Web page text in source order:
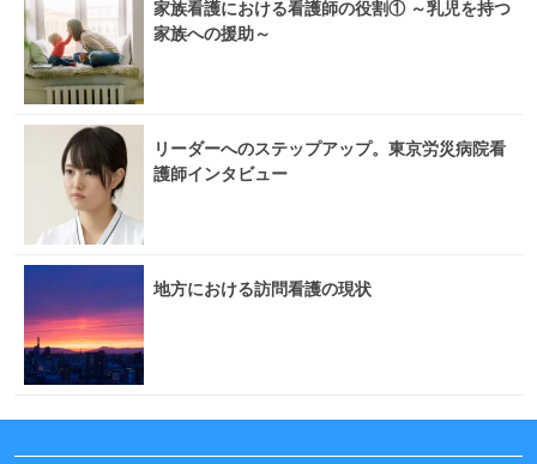
家族看護における看護師の役割① ～乳児を持つ
家族への援助～
リーダーへのステップアップ。東京労災病院看
護師インタビュー
地方における訪問看護の現状